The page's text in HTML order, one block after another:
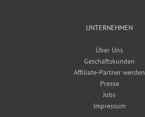
UNTERNEHMEN
Über Uns
Geschäftskunden
Affiliate-Partner werden
Presse
Jobs
Impressum